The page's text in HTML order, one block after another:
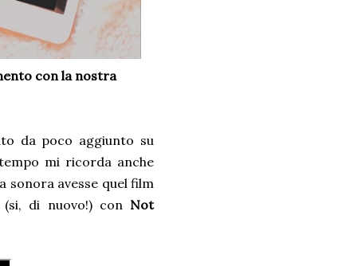
con la nostra
da poco aggiunto su
mi ricorda anche
sonora avesse quel film
di nuovo!) con Not